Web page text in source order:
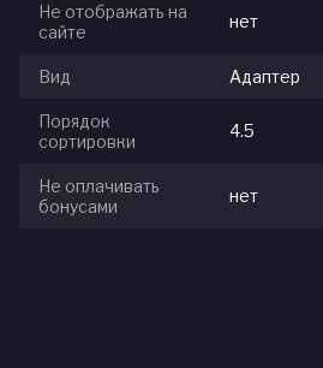
Не отображать на
сайте
нет
Вид Адаптер
Порядок
сортировки
4.5
Не оплачивать
бонусами
нет